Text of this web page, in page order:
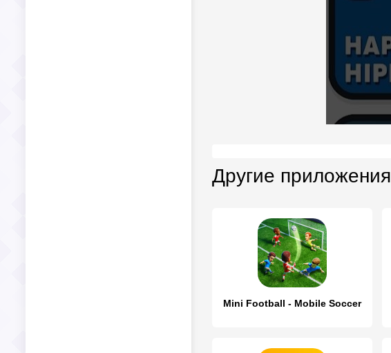
Другие приложения
Mini Football - Mobile Soccer